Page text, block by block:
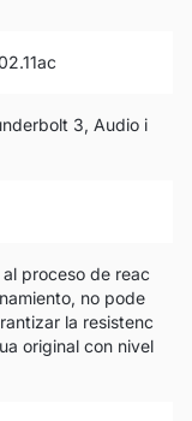
3, Audio i
proceso de reac
no pode
la resistenc
original con nivel